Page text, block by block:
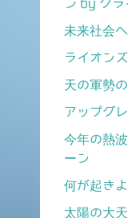
ン by クラ
未来社会
ライオン
天の軍勢
アップグ
今年の熱
ーン
何が起き
太陽の大